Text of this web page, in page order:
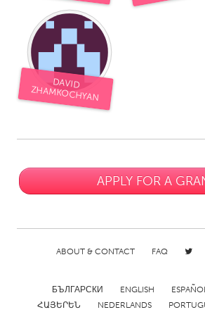
DAVID
ZHAMKOCHYAN
APPLY FOR A
ABOUT & CONTACT FAQ
БЪЛГАРСКИ ENGLISH
ՀԱՅԵՐԵՆ
NEDERLANDS